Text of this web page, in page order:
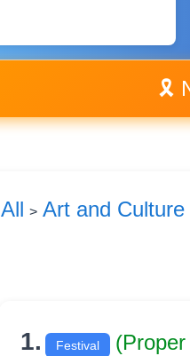
🎗️
All > Art and Culture
1. Festival